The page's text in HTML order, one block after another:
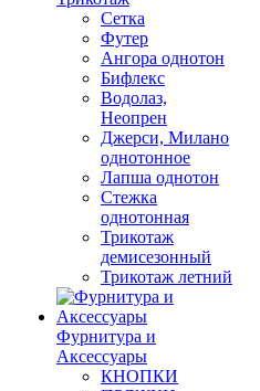
Сетка
Футер
Ангора однотон
Бифлекс
Водолаз,
Неопрен
Джерси, Милано
однотонное
Лапша однотон
Стежка
однотонная
Трикотаж
демисезонный
Трикотаж летний
Фурнитура и
Аксессуары
КНОПКИ